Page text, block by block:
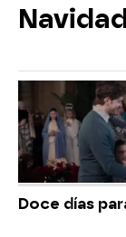
Doce días